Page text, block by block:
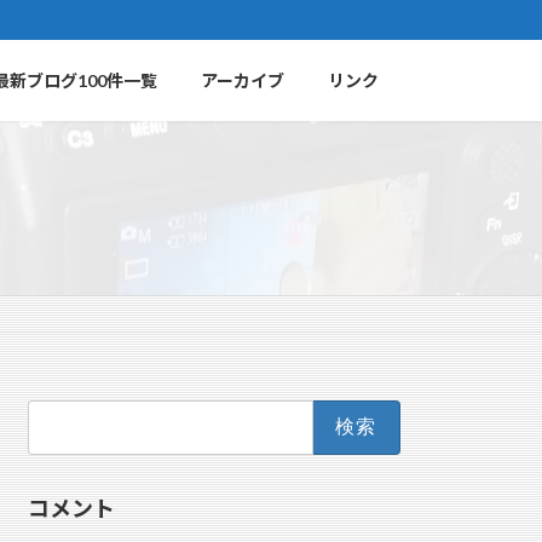
新ブログ100件一覧 アーカイブ リンク
検
索:
コメント